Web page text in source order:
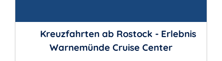
Kreuzfahrten ab Rostock - Erlebnis
Warnemünde Cruise Center